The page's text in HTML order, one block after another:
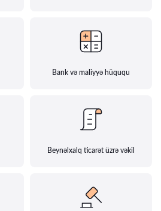
Bank və maliyyə hüququ
Beynəlxalq ticarət üzrə vəkil